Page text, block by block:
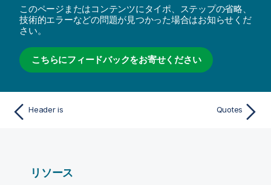
このページまたはコンテンツにタイポ、ステップの省略、
技術的エラーなどの問題が見つかった場合はお知らせくだ
さい。
こちらにフィードバックをお寄せください
Header is Quotes
リソース